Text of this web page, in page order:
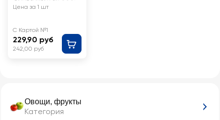
Овощи, фрукты
Категория
Цена за 1 шт
С Картой №1
229,90 руб
242,00 руб